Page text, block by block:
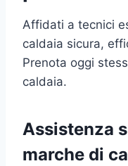
Affidati a tecnici
caldaia sicura,
Prenota oggi
caldaia.
Assistenza
marche di